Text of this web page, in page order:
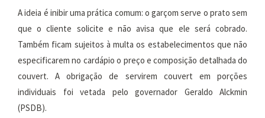
A ideia é inibir uma prática comum: o garçom serve o prato sem
que o cliente solicite e não avisa que ele será cobrado.
Também ficam sujeitos à multa os estabelecimentos que não
especificarem no cardápio o preço e composição detalhada do
couvert. A obrigação de servirem couvert em porções
individuais foi vetada pelo governador Geraldo Alckmin
(PSDB).